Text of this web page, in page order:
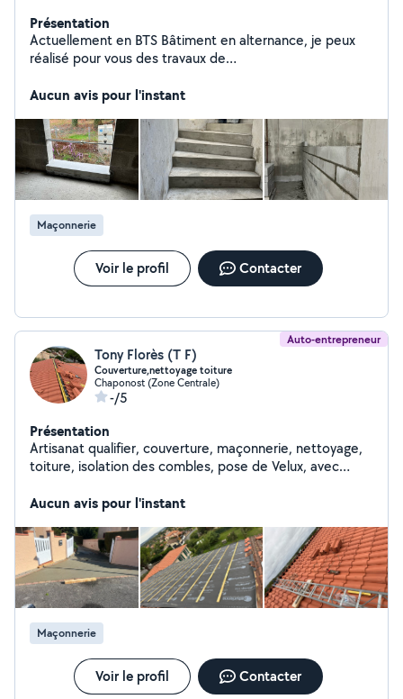
Présentation
Actuellement en BTS Bâtiment en alternance, je peux
réalisé pour vous des travaux de
Aucun avis pour l'instant
Maçonnerie
Voir le profil Contacter
Auto-entrepreneur
Tony Florès (T F)
Couverture,nettoyage toiture
Chaponost (Zone Centrale)
-/5
Présentation
Artisanat qualifier, couverture, maçonnerie, nettoyage,
toiture, isolation des combles, pose de Velux, avec
Aucun avis pour l'instant
Maçonnerie
Voir le profil Contacter